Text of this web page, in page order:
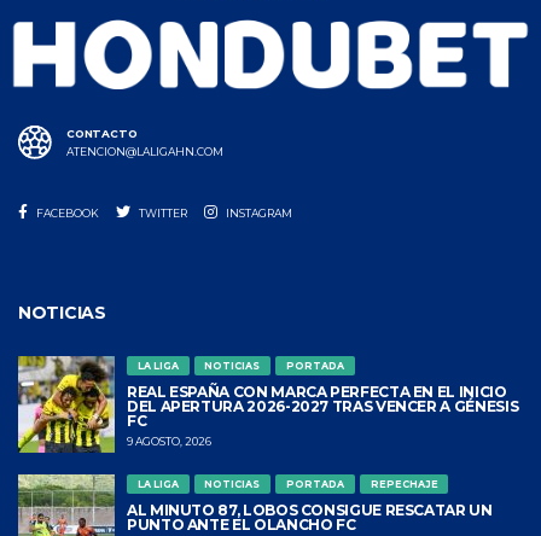
CONTACTO
ATENCION@LALIGAHN.COM
FACEBOOK TWITTER INSTAGRAM
NOTICIAS
LA LIGA NOTICIAS PORTADA
REAL ESPAÑA CON MARCA PERFECTA EN EL INICIO
DEL APERTURA 2026-2027 TRAS VENCER A GÉNESIS
FC
9 AGOSTO, 2026
LA LIGA NOTICIAS PORTADA REPECHAJE
AL MINUTO 87, LOBOS CONSIGUE RESCATAR UN
PUNTO ANTE EL OLANCHO FC